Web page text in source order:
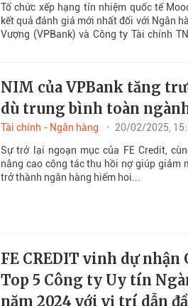
Tổ chức xếp hạng tín nhiệm quốc tế
kết quả đánh giá mới nhất đối với Ngân
Vượng (VPBank) và Công ty Tài chính
NIM của VPBank tăng
dù trung bình toàn
Tài chính - Ngân hàng
20/02/2025,
Sự trở lại ngoạn mục của FE Credit,
nâng cao công tác thu hồi nợ giúp giảm
trở thành ngân hàng hiếm hoi...
FE CREDIT vinh dự
Top 5 Công ty Uy tín
năm 2024 với vị trí dẫn